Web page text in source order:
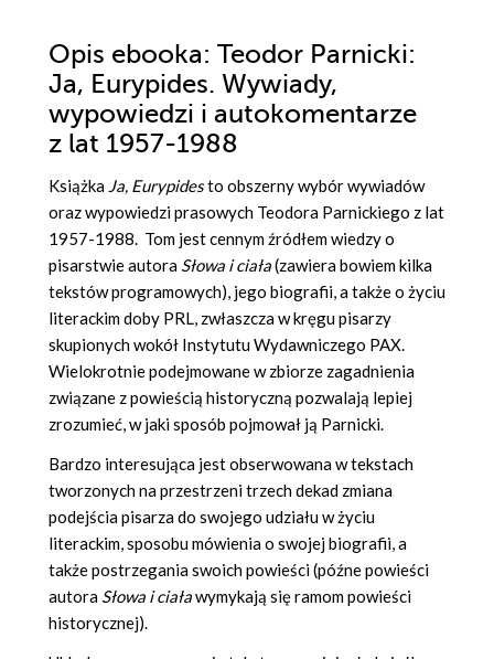
Opis ebooka: Teodor Parnicki:
Ja, Eurypides. Wywiady,
wypowiedzi i autokomentarze
z lat 1957-1988
Książka Ja, Eurypidesto obszerny wybór wywiadów
oraz wypowiedzi prasowych Teodora Parnickiego z lat
1957-1988. Tom jest cennym źródłem wiedzy o
pisarstwie autora Słowa i ciała(zawiera bowiem kilka
tekstów programowych), jego biografii, a także o życiu
literackim doby PRL, zwłaszcza w kręgu pisarzy
skupionych wokół Instytutu Wydawniczego PAX.
Wielokrotnie podejmowane w zbiorze zagadnienia
związane z powieścią historyczną pozwalają lepiej
zrozumieć, w jaki sposób pojmował ją Parnicki.
Bardzo interesująca jest obserwowana w tekstach
tworzonych na przestrzeni trzech dekad zmiana
podejścia pisarza do swojego udziału w życiu
literackim, sposobu mówienia o swojej biografii, a
także postrzegania swoich powieści (późne powieści
autora Słowa i ciaławymykają się ramom powieści
historycznej).